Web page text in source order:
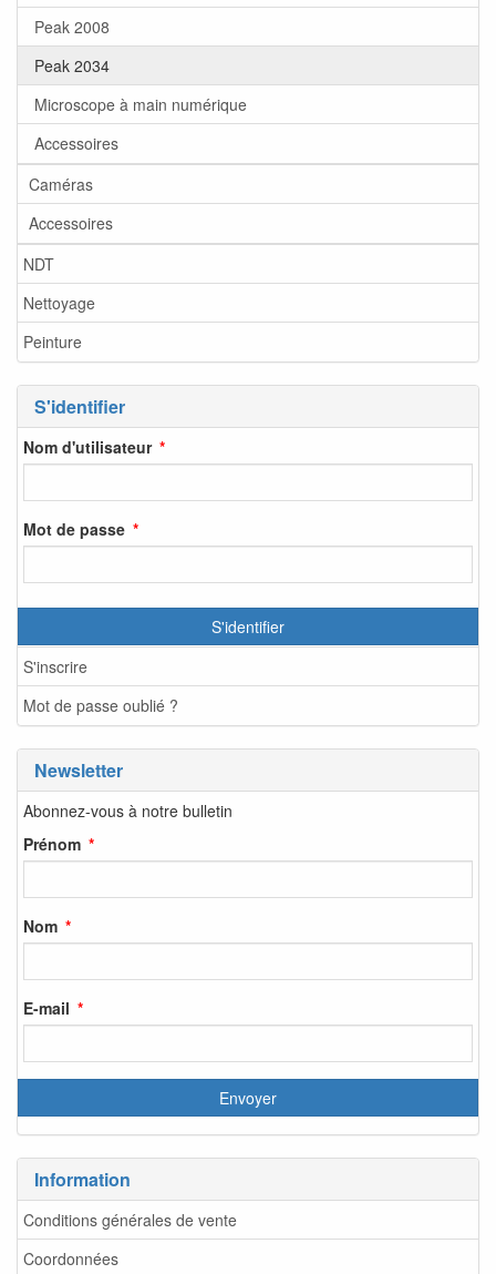
Peak 2008
Peak 2034
Microscope à main numérique
Accessoires
Caméras
Accessoires
NDT
Nettoyage
Peinture
S'identifier
Nom d'utilisateur
Mot de passe
S'identifier
S'inscrire
Mot de passe oublié ?
Newsletter
Abonnez-vous à notre bulletin
Prénom
Nom
E-mail
Information
Conditions générales de vente
Coordonnées